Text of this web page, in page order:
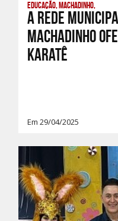
Educação, Machadinho,
A rede
Machadinho
Karatê
Em 29/04/2025